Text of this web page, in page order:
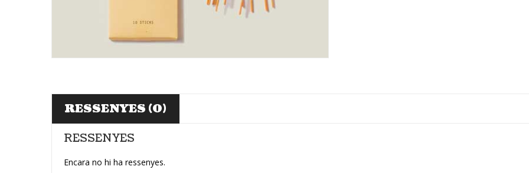
RESSENYES (0)
RESSENYES
Encara no hi ha ressenyes.